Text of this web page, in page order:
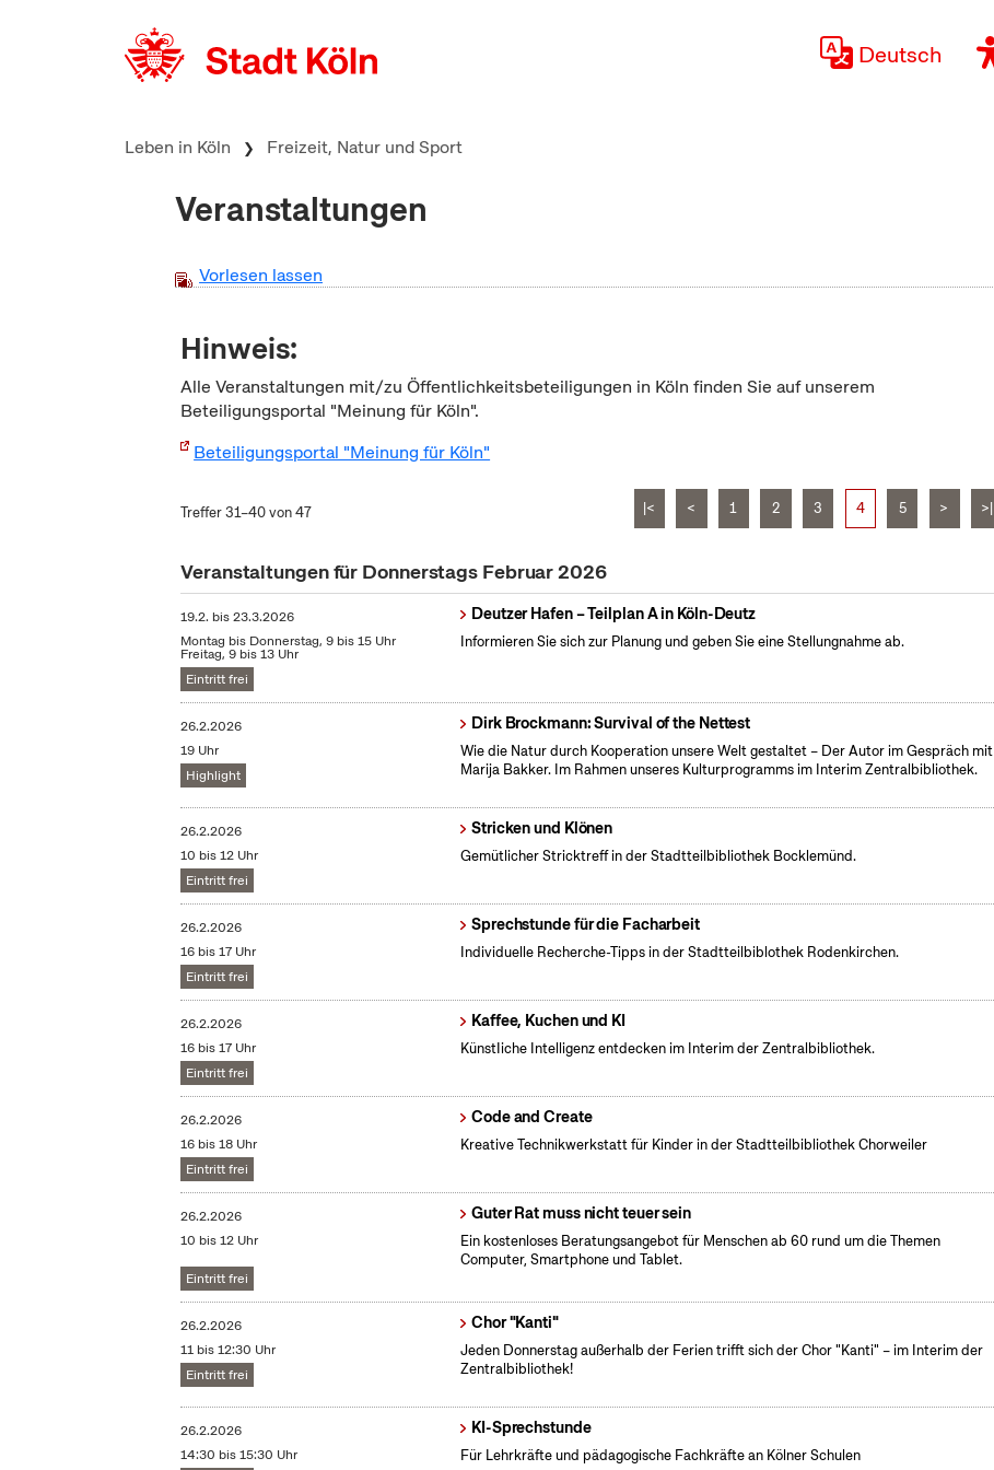
Deutsch
Leben in Köln Freizeit, Natur und Sport
Veranstaltungen
Vorlesen lassen
Hinweis:
Alle Veranstaltungen mit/zu Öffentlichkeitsbeteiligungen in Köln finden Sie auf unserem
Beteiligungsportal "Meinung für Köln".
Beteiligungsportal "Meinung für Köln"
Treffer 31–40 von 47 |< < 1 2 3 4 5 > >|
Veranstaltungen für Donnerstags Februar 2026
19.2. bis23.3.2026
Montag bis Donnerstag, 9 bis 15 Uhr
Freitag, 9 bis 13 Uhr
Eintritt frei
Deutzer Hafen – Teilplan A in Köln-Deutz
Informieren Sie sich zur Planung und geben Sie eine Stellungnahme ab.
26.2.2026
19 Uhr
Highlight
Dirk Brockmann: Survival of the Nettest
Wie die Natur durch Kooperation unsere Welt gestaltet – Der Autor im Gespräch mit
Marija Bakker. Im Rahmen unseres Kulturprogramms im Interim Zentralbibliothek.
26.2.2026
10 bis 12 Uhr
Eintritt frei
Stricken und Klönen
Gemütlicher Stricktreff in der Stadtteilbibliothek Bocklemünd.
26.2.2026
16 bis 17 Uhr
Eintritt frei
Sprechstunde für die Facharbeit
Individuelle Recherche-Tipps in der Stadtteilbiblothek Rodenkirchen.
26.2.2026
16 bis 17 Uhr
Eintritt frei
Kaffee, Kuchen und KI
KünstIiche Intelligenz entdecken im Interim der Zentralbibliothek.
26.2.2026
16 bis 18 Uhr
Eintritt frei
Code and Create
Kreative Technikwerkstatt für Kinder in der Stadtteilbibliothek Chorweiler
26.2.2026
10 bis 12 Uhr
Eintritt frei
Guter Rat muss nicht teuer sein
Ein kostenloses Beratungsangebot für Menschen ab 60 rund um die Themen
Computer, Smartphone und Tablet.
26.2.2026
11 bis 12:30 Uhr
Eintritt frei
Chor "Kanti"
Jeden Donnerstag außerhalb der Ferien trifft sich der Chor "Kanti" – im Interim der
Zentralbibliothek!
26.2.2026
14:30 bis 15:30 Uhr
KI-Sprechstunde
Für Lehrkräfte und pädagogische Fachkräfte an Kölner Schulen